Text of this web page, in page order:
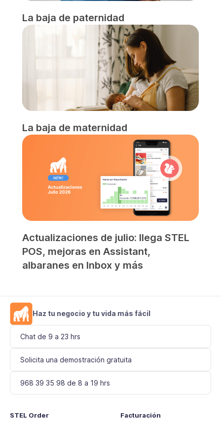
La baja de paternidad
La baja de maternidad
Actualizaciones de julio: llega STEL
POS, mejoras en Assistant,
albaranes en Inbox y más
Haz tu negocio y tu vida más fácil
Chat de 9 a 23 hrs
Solicita una demostración gratuita
968 39 35 98 de 8 a 19 hrs
STEL Order Facturación